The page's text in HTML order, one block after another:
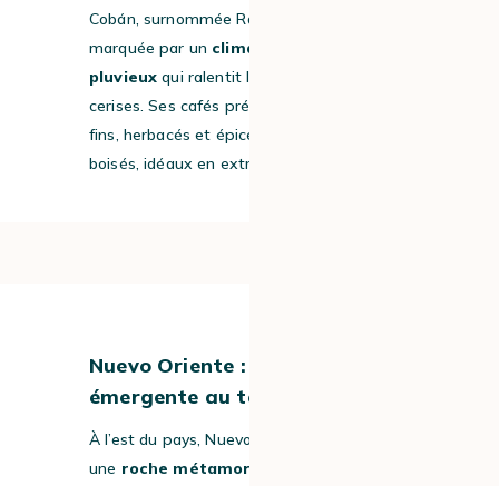
Cobán, surnommée Rainforest Cobán, est
marquée par un climat brumeux et
pluvieux qui ralentit la maturation des
cerises. Ses cafés présentent des arômes
fins, herbacés et épicés, parfois cacao ou
boisés, idéaux en extraction filtre.
Nuevo Oriente : une région
émergente au terroir singulier
À l’est du pays, Nuevo Oriente repose sur
une roche métamorphique